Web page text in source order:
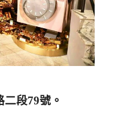
二段79號。